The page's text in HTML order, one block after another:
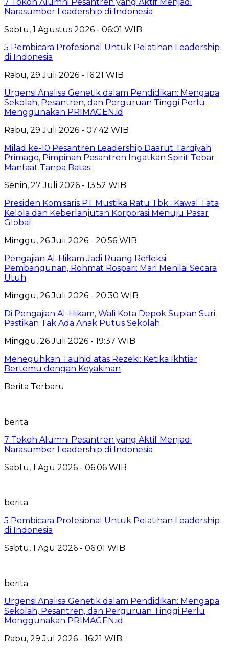
Narasumber Leadership di Indonesia
Sabtu, 1 Agustus 2026 - 06:01 WIB
5 Pembicara Profesional Untuk Pelatihan Leadership
di Indonesia
Rabu, 29 Juli 2026 - 16:21 WIB
Urgensi Analisa Genetik dalam Pendidikan: Mengapa
Sekolah, Pesantren, dan Perguruan Tinggi Perlu
Menggunakan PRIMAGEN.id
Rabu, 29 Juli 2026 - 07:42 WIB
Milad ke-10 Pesantren Leadership Daarut Tarqiyah
Primago, Pimpinan Pesantren Ingatkan Spirit Tebar
Manfaat Tanpa Batas
Senin, 27 Juli 2026 - 13:52 WIB
Presiden Komisaris PT Mustika Ratu Tbk : Kawal Tata
Kelola dan Keberlanjutan Korporasi Menuju Pasar
Global
Minggu, 26 Juli 2026 - 20:56 WIB
Pengajian Al-Hikam Jadi Ruang Refleksi
Pembangunan, Rohmat Rospari: Mari Menilai Secara
Utuh
Minggu, 26 Juli 2026 - 20:30 WIB
Di Pengajian Al-Hikam, Wali Kota Depok Supian Suri
Pastikan Tak Ada Anak Putus Sekolah
Minggu, 26 Juli 2026 - 19:37 WIB
Meneguhkan Tauhid atas Rezeki: Ketika Ikhtiar
Bertemu dengan Keyakinan
Berita Terbaru
berita
7 Tokoh Alumni Pesantren yang Aktif Menjadi
Narasumber Leadership di Indonesia
Sabtu, 1 Agu 2026 - 06:06 WIB
berita
5 Pembicara Profesional Untuk Pelatihan Leadership
di Indonesia
Sabtu, 1 Agu 2026 - 06:01 WIB
berita
Urgensi Analisa Genetik dalam Pendidikan: Mengapa
Sekolah, Pesantren, dan Perguruan Tinggi Perlu
Menggunakan PRIMAGEN.id
Rabu, 29 Jul 2026 - 16:21 WIB